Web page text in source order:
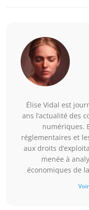
Élise Vidal est
ans l’actualité des
numériques.
réglementaires et
aux droits
menée à
économiques de